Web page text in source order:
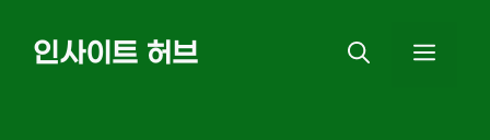
인사이트 허브